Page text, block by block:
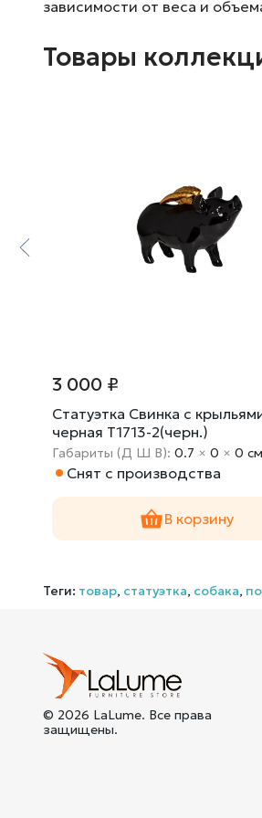
зависимости от веса и
Товары
3 000 ₽
Статуэтка Свинка с
черная T1713-2(черн.)
Габариты (Д Ш В):0.7 ×0 ×0 cм
Снят с производства
В корзину
Теги: товар, статуэтка, собака,
© 2026 LaLume. Все права
защищены.